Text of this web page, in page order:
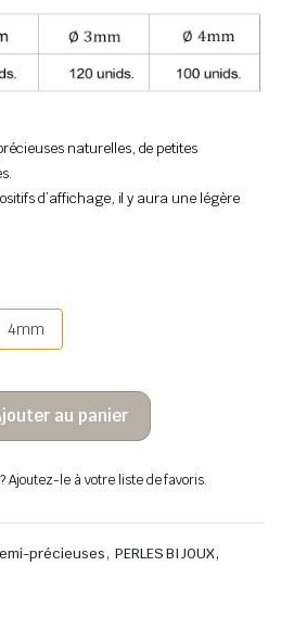
naturelles, de petites
d’affichage, il y aura une légère
4mm
au panier
Ajoutez-le à votre liste de favoris.
précieuses, PERLES BIJOUX,